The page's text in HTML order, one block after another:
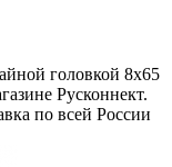
головкой 8х65
Русконнект.
по всей России